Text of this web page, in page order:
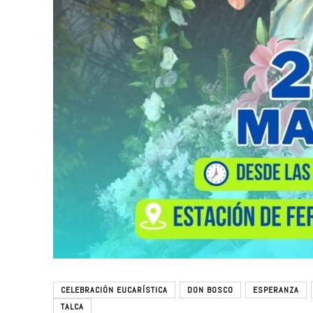
CELEBRACIÓN EUCARÍSTICA DON BOSCO
ESPERANZA
TALCA